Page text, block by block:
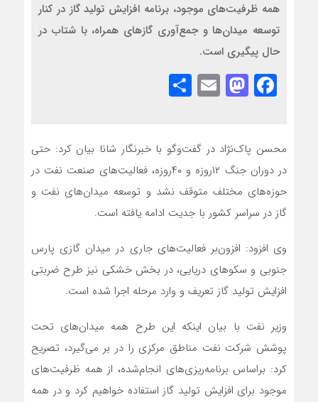
همه ظرفیت‌های موجود، برنامه افزایش تولید گاز در کنار
توسعه میدان‌ها و جمع‌آوری گازهای همراه، با شتاب در
حال پیگیری است.
Facebook
Mastodon
Email
محسن پاک‌نژاد در گفت‌وگو با خبرنگار شانا بیان کرد: حتی
در دوران جنگ ۱۲روزه و ۴۰روزه، فعالیت‌های صنعت نفت در
حوزه‌های مختلف متوقف نشد و توسعه میدان‌های نفت و
گاز در سراسر کشور با جدیت ادامه یافته است.
وی افزود: افزون‌بر فعالیت‌های جاری در میدان گازی پارس
جنوبی و سکوهای دریایی، در بخش خشکی نیز طرح ضربتی
افزایش تولید گاز تعریف و وارد مرحله اجرا شده است.
وزیر نفت با بیان اینکه این طرح همه میدان‌های تحت
پوشش شرکت نفت مناطق مرکزی را در بر می‌گیرد، تصریح
کرد: براساس برنامه‌ریزی‌های انجام‌شده، از همه ظرفیت‌های
موجود برای افزایش تولید گاز استفاده خواهیم کرد و در همه